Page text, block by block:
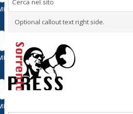
Optional callout text right side.